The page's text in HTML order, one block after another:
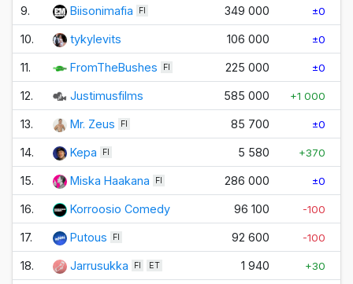
9. Biisonimafia FI 349 000 ±0
10. tykylevits 106 000 ±0
11. FromTheBushes FI 225 000 ±0
12. Justimusfilms 585 000 +1 000
13. Mr. Zeus FI 85 700 ±0
14. Kepa FI 5 580 +370
15. Miska Haakana FI 286 000 ±0
16. Korroosio Comedy 96 100 -100
17. Putous FI 92 600 -100
18. Jarrusukka FI ET 1 940 +30